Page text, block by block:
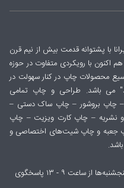
با پشتوانه قدمت بیش از نیم قرن
افتتاح گردید و هم اکنون با رویکردی متفاوت در حوزه
محصولات چاپ در کنار سهولت در
می باشد. طراحی و چاپ تمامی
چاپ بروشور – چاپ ساک دستی –
– چاپ کارت ویزیت – چاپ
جعبه و چاپ شیت‌های اختصاصی و
شنبه تا چهارشنبه از ساعت ۹ - ۱۷ و پنجشنبه‌ها از ساعت ۹ - ۱۳ پاسخگوی